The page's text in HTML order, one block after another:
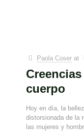
Paola Coser at
cuerpo
Hoy en día, la
distorsionada de la
las mujeres y